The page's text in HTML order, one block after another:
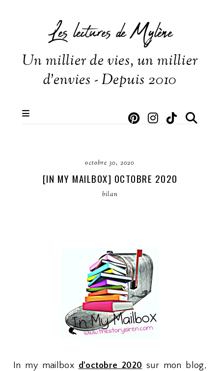
Les lectures de Mylène
Un millier de vies, un millier
d'envies - Depuis 2010
octobre 30, 2020
[IN MY MAILBOX] OCTOBRE 2020
bilan
In my mailbox d'octobre 2020 sur mon blog,